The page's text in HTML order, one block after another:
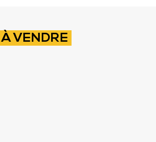
VENDRE